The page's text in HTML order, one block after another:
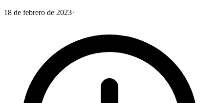
18 de febrero de 2023·